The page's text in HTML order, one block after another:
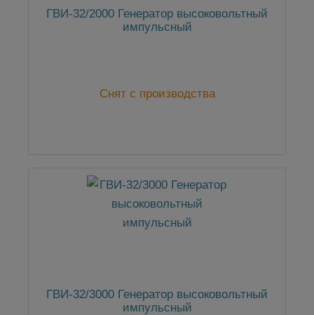
ГВИ-32/2000 Генератор высоковольтный
импульсный
Снят с производства
ГВИ-32/3000 Генератор высоковольтный
импульсный